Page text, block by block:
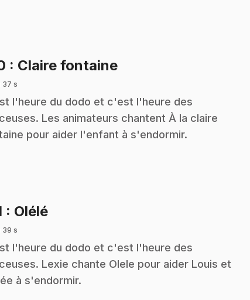
: Claire fontaine.
37 s
l'heure du dodo et c'est l'heure des
Les animateurs chantent À la claire
pour aider l'enfant à s'endormir.
: Olélé.
39 s
l'heure du dodo et c'est l'heure des
Lexie chante Olele pour aider Louis et
à s'endormir.